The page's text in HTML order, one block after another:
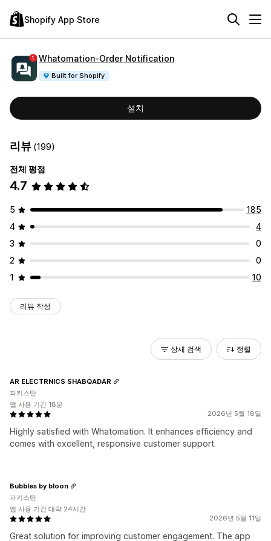
Shopify App Store
Whatomation‑Order Notification
Built for Shopify
설치
리뷰 (199)
전체 평점
4.7
5
185
4
4
3
0
2
0
1
10
리뷰 작성
상세 검색 정렬
2026년 5월 18일
Highly satisfied with Whatomation. It enhances efficiency and
comes with excellent, responsive customer support.
AR ELECTRNICS SHABQADAR
파키스탄
앱 사용 기간 18분
2026년 5월 11일
Great solution for improving customer engagement. The app
Bubbles by bloon
파키스탄
앱 사용 기간 대략 24시간